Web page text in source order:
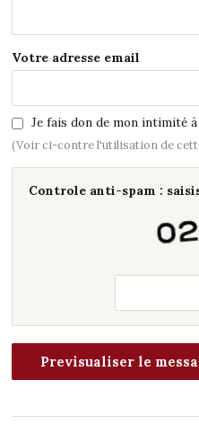
Votre adresse email
Je fais don de mon intimité
(Voir ci-contre l'utilisation de
Controle anti-spam :